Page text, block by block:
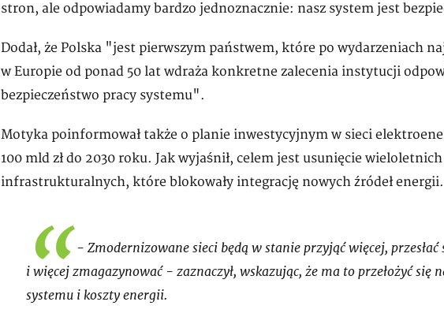
stron, ale odpowiadamy bardzo jednoznacznie: nasz system jest
Dodał, że Polska "jest pierwszym państwem, które po wydarzeniach
w Europie od ponad 50 lat wdraża konkretne zalecenia instytucji
bezpieczeństwo pracy systemu".
Motyka poinformował także o planie inwestycyjnym w sieci
100 mld zł do 2030 roku. Jak wyjaśnił, celem jest usunięcie
infrastrukturalnych, które blokowały integrację nowych źródeł energii.
- Zmodernizowane sieci będą w stanie przyjąć więcej, przesłać
i więcej zmagazynować - zaznaczył, wskazując, że ma to przełożyć się
systemu i koszty energii.